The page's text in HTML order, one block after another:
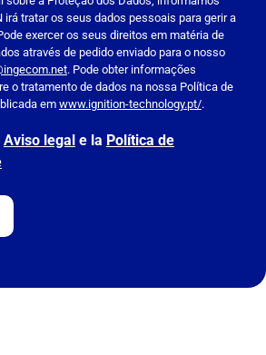
irá tratar os seus dados pessoais para gerir a
exercer os seus direitos em matéria de
através de pedido enviado para o nosso
. Pode obter informações
o tratamento de dados na nossa Política de
em www.ignition-technology.pt/.
Aviso legal e la Política de